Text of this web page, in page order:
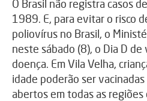
O Brasil não registra casos
1989. E, para evitar o risco
poliovírus no Brasil, o
neste sábado (8), o Dia D de
doença. Em Vila Velha,
idade poderão ser
abertos em todas as regiões